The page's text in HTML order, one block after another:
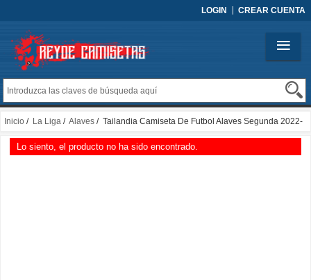
LOGIN CREAR CUENTA
Inicio / La Liga / Alaves / Tailandia Camiseta De Futbol Alaves Segunda 2022-
2023
Lo siento, el producto no ha sido encontrado.